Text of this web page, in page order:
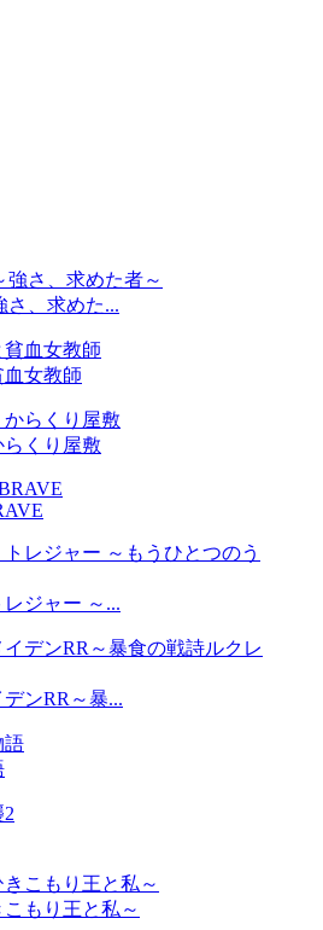
さ、求めた...
女教師
くり屋敷
ジャー ～...
ンRR～暴...
もり王と私～